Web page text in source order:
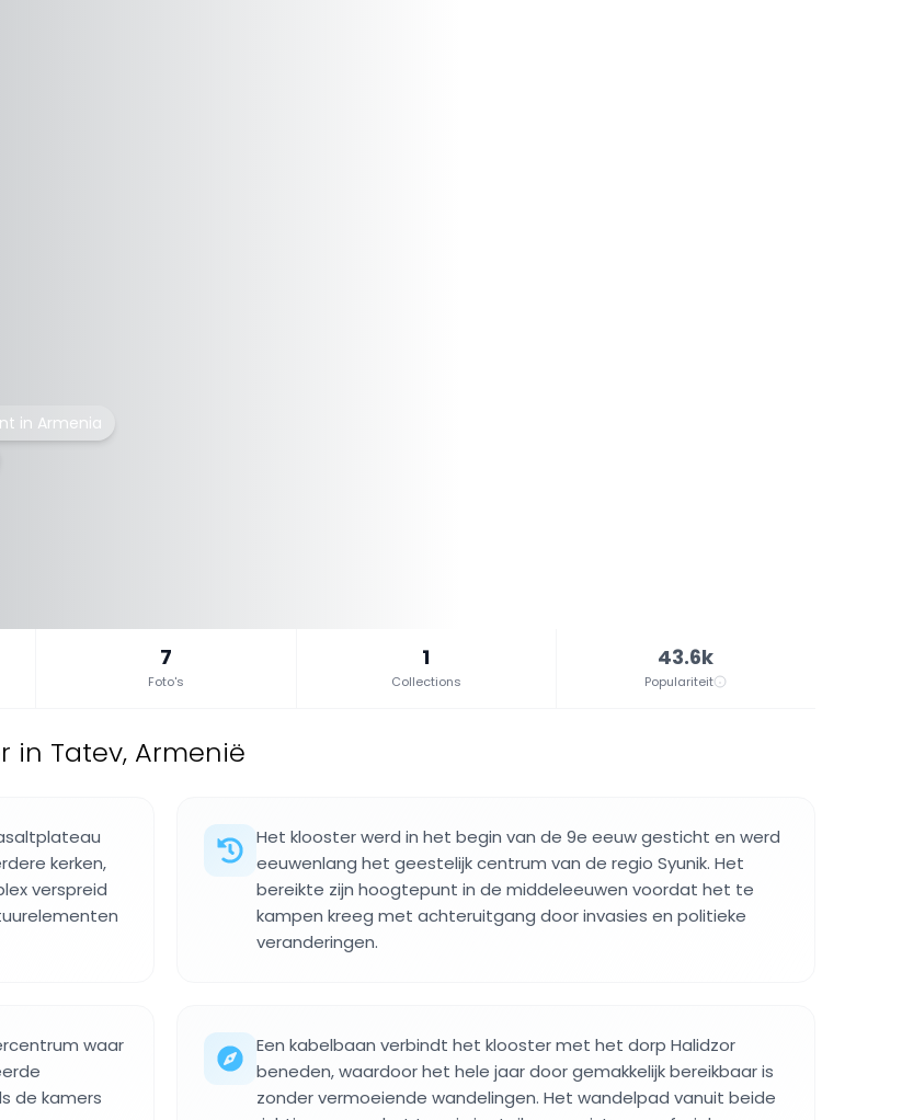
in Armenia
7
Foto's
1
Collections
43.6k
Populariteit
in Tatev, Armenië
kerken,
verspreid
Het klooster werd in het begin van de 9e eeuw gesticht en werd
eeuwenlang het geestelijk centrum van de regio Syunik. Het
bereikte zijn hoogtepunt in de middeleeuwen voordat het te
kampen kreeg met achteruitgang door invasies en politieke
veranderingen.
waar
de kamers
Een kabelbaan verbindt het klooster met het dorp Halidzor
beneden, waardoor het hele jaar door gemakkelijk bereikbaar is
zonder vermoeiende wandelingen. Het wandelpad vanuit beide